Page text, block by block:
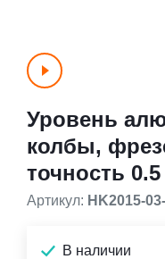
Уровень
колбы,
точность
Артикул: HK2015-
В наличии